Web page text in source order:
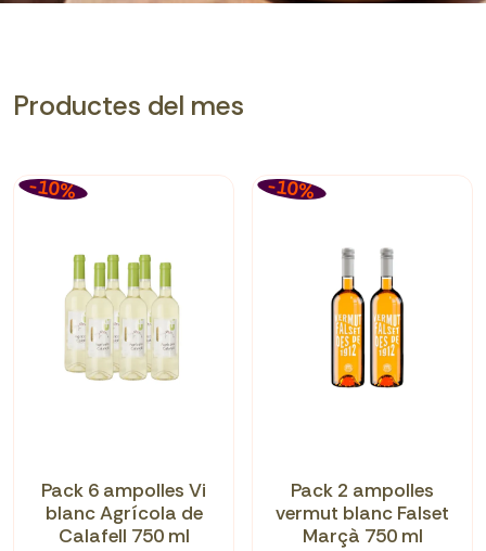
Productes del mes
-10%
Pack 6 ampolles Vi
blanc Agrícola de
Calafell 750 ml
-10%
Pack 2 ampolles
vermut blanc Falset
Marçà 750 ml